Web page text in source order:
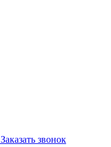
Заказать звонок